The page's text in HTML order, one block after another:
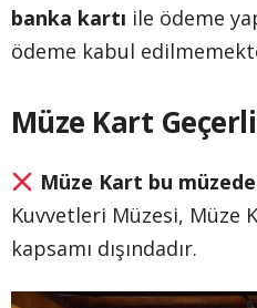
banka kartı ile ödeme
ödeme kabul
Müze Kart
Müze Kart bu
Kuvvetleri Müzesi, Müze
kapsamı dışındadır.